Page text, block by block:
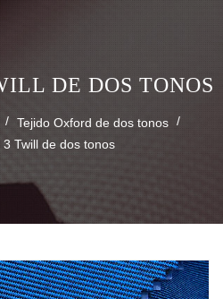
DE DOS TONOS
/ Tejido Oxford de dos tonos /
Twill de dos tonos